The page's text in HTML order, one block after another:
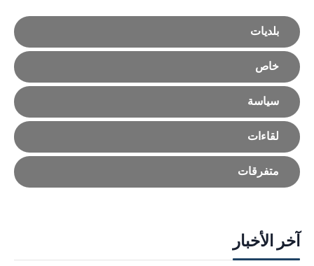
بلديات
خاص
سياسة
لقاءات
متفرقات
آخر الأخبار